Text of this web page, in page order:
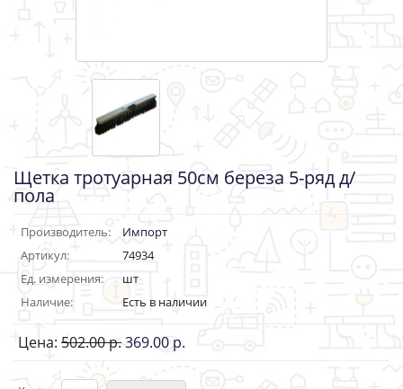
Щетка тротуарная 50см береза 5-ряд д/
пола
Производитель:
Импорт
Артикул:
74934
Ед. измерения:
шт
Наличие:
Есть в наличии
Цена: 502.00 р.369.00 р.